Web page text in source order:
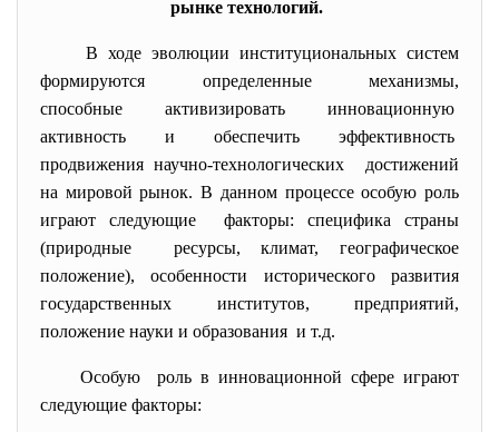
рынке технологий.
В ходе эволюции институциональных систем
формируются определенные механизмы,
способные активизировать инновационную
активность и обеспечить эффективность
продвижения научно-технологических достижений
на мировой рынок. В данном процессе особую роль
играют следующие факторы: специфика страны
(природные ресурсы, климат, географическое
положение), особенности исторического развития
государственных институтов, предприятий,
положение науки и образования и т.д.
Особую роль в инновационной сфере играют
следующие факторы: